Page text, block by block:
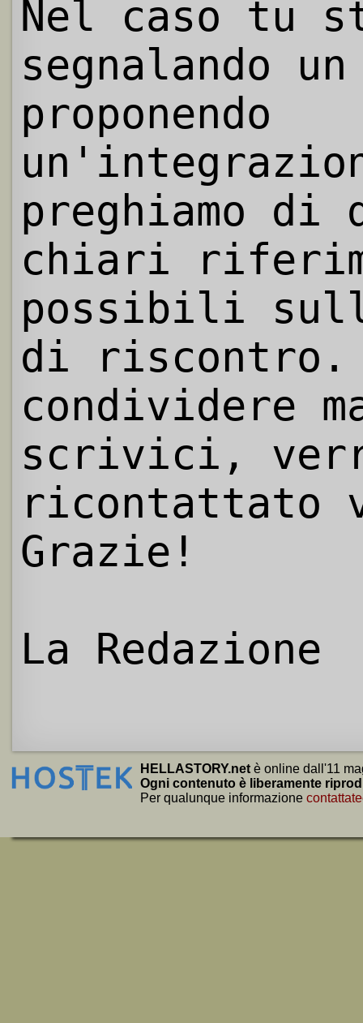
Nel caso tu
segnalando
proponendo
preghiamo
chiari
possibili
di riscontro.
condividere
scrivici,
ricontattato
Grazie!
La Redazione
HELLASTORY.net è online dall'11
Ogni contenuto è liberamente
Per qualunque informazione